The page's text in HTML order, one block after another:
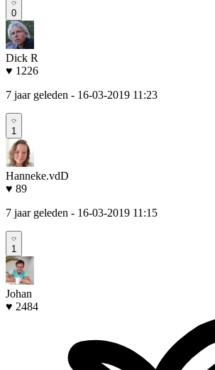
0
Dick R
♥ 1226
7 jaar geleden - 16-03-2019 11:23
1
Hanneke.vdD
♥ 89
7 jaar geleden - 16-03-2019 11:15
1
Johan
♥ 2484